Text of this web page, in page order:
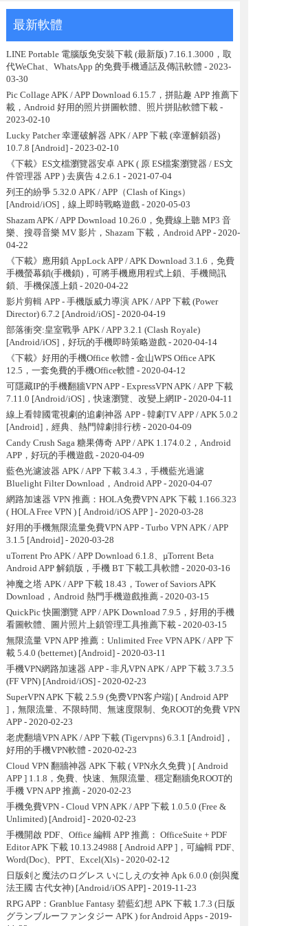
最新軟體
LINE Portable 電腦版免安裝下載 (最新版) 7.16.1.3000，取
代WeChat、WhatsApp 的免費手機通話及傳訊軟體 - 2023-
03-30
Pic Collage APK / APP Download 6.15.7，拼貼趣 APP 推薦下
載，Android 好用的照片拼圖軟體、照片拼貼軟體下載-
2023-02-10
Lucky Patcher 幸運破解器 APK / APP 下載 (幸運解鎖器)
10.7.8 [Android] - 2023-02-10
《下載》ES文檔瀏覽器安卓 APK ( 原 ES檔案瀏覽器 / ES文
件管理器 APP ) 去廣告 4.2.6.1 - 2021-07-04
列王的紛爭 5.32.0 APK / APP（Clash of Kings）
[Android/iOS]，線上即時戰略遊戲- 2020-05-03
Shazam APK / APP Download 10.26.0，免費線上聽 MP3 音
樂、搜尋音樂 MV 影片，Shazam 下載，Android APP- 2020-
04-22
《下載》應用鎖 AppLock APP / APK Download 3.1.6，免費
手機螢幕鎖(手機鎖)，可將手機應用程式上鎖、手機簡訊
鎖、手機保護上鎖 - 2020-04-22
影片剪輯 APP - 手機版威力導演 APK / APP 下載 (Power
Director) 6.7.2 [Android/iOS]- 2020-04-19
部落衝突:皇室戰爭 APK / APP 3.2.1 (Clash Royale)
[Android/iOS]，好玩的手機即時策略遊戲- 2020-04-14
《下載》好用的手機Office 軟體 - 金山WPS Office APK
12.5，一套免費的手機Office軟體 - 2020-04-12
可隱藏IP的手機翻牆VPN APP - ExpressVPN APK / APP 下載
7.11.0 [Android/iOS]，快速瀏覽、改變上網IP- 2020-04-11
線上看韓國電視劇的追劇神器 APP - 韓劇TV APP / APK 5.0.2
[Android]，經典、熱門韓劇排行榜- 2020-04-09
Candy Crush Saga 糖果傳奇 APP / APK 1.174.0.2，Android
APP，好玩的手機遊戲- 2020-04-09
藍色光濾波器 APK / APP 下載 3.4.3，手機藍光過濾
Bluelight Filter Download，Android APP- 2020-04-07
網路加速器 VPN 推薦：HOLA免费VPN APK 下載 1.166.323
( HOLA Free VPN ) [ Android/iOS APP ]- 2020-03-28
好用的手機無限流量免費VPN APP - Turbo VPN APK / APP
3.1.5 [Android]- 2020-03-28
uTorrent Pro APK / APP Download 6.1.8、µTorrent Beta
Android APP 解鎖版，手機 BT 下載工具軟體 - 2020-03-16
神魔之塔 APK / APP 下載 18.43，Tower of Saviors APK
Download，Android 熱門手機遊戲推薦- 2020-03-15
QuickPic 快圖瀏覽 APP / APK Download 7.9.5，好用的手機
看圖軟體、圖片照片上鎖管理工具推薦下載- 2020-03-15
無限流量 VPN APP 推薦：Unlimited Free VPN APK / APP 下
載 5.4.0 (betternet) [Android]- 2020-03-11
手機VPN網路加速器 APP - 非凡VPN APK / APP 下載 3.7.3.5
(FF VPN) [Android/iOS]- 2020-02-23
SuperVPN APK 下載 2.5.9 (免费VPN客户端) [ Android APP
]，無限流量、不限時間、無速度限制、免ROOT的免費 VPN
APP- 2020-02-23
老虎翻墙VPN APK / APP 下載 (Tigervpns) 6.3.1 [Android]，
好用的手機VPN軟體 - 2020-02-23
Cloud VPN 翻牆神器 APK 下載 ( VPN永久免費 ) [ Android
APP ] 1.1.8，免費、快速、無限流量、穩定翻牆免ROOT的
手機 VPN APP 推薦- 2020-02-23
手機免費VPN - Cloud VPN APK / APP 下載 1.0.5.0 (Free &
Unlimited) [Android]- 2020-02-23
手機開啟 PDF、Office 編輯 APP 推薦： OfficeSuite + PDF
Editor APK 下載 10.13.24988 [ Android APP ]，可編輯 PDF、
Word(Doc)、PPT、Excel(Xls)- 2020-02-12
日版剣と魔法のログレス いにしえの女神 Apk 6.0.0 (劍與魔
法王國 古代女神) [Android/iOS APP]- 2019-11-23
RPG APP：Granblue Fantasy 碧藍幻想 APK 下載 1.7.3 (日版
グランブルーファンタジー APK ) for Android Apps - 2019-